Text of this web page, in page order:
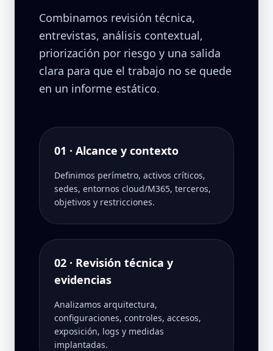
Combinamos revisión técnica,
entrevistas, análisis contextual,
priorización por riesgo y una salida
clara para que el trabajo no se quede
en un informe estático.
01 · Alcance y contexto
Definimos perímetro, activos críticos,
sedes, entornos cloud/M365, terceros,
objetivos y restricciones.
02 · Revisión técnica y
evidencias
Analizamos arquitectura,
configuraciones, controles, accesos,
exposición, logs y medidas
implantadas.